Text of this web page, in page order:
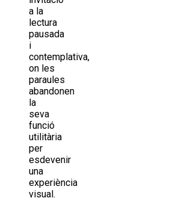
a la
lectura
pausada
i
contemplativa,
on les
paraules
abandonen
la
seva
funció
utilitària
per
esdevenir
una
experiència
visual.